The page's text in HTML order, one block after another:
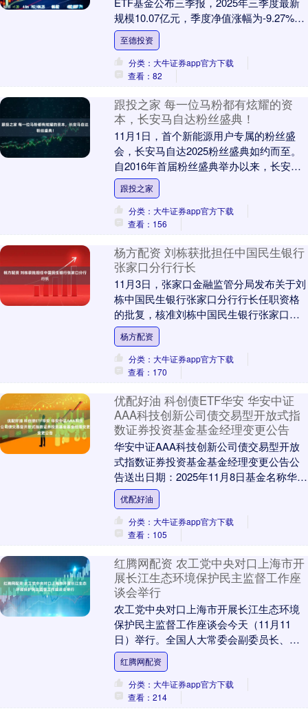
规模10.07亿元，季度净值涨幅为-9.27%。
从业绩表现来看，招商中证银行A....
至德投资
分类：大牛证券app官方下载
查看：82
跟投之家 每一位马粉都有炫耀的资
本，长安马自达粉丝盛典！
11月1日，首个新能源用户专属的粉丝盛
会，长安马自达2025粉丝盛典如约而至。
自2016年首届粉丝盛典举办以来，长安马
自达已累计举办7届盛典，成为马自达品牌
与....
跟投之家
分类：大牛证券app官方下载
查看：156
杨方配资 刘栋获批担任中国民生银行
张家口分行行长
11月3日，张家口金融监管分局发布关于刘
栋中国民生银行张家口分行行长任职资格
的批复，核准刘栋中国民生银行张家口分
行行长的任职资格。....
杨方配资
分类：大牛证券app官方下载
查看：170
优配好油 科创债ETF华安 华安中证
AAA科技创新公司债交易型开放式指
数证券投资基金基金经理变更公告
华安中证AAA科技创新公司债交易型开放
式指数证券投资基金基金经理变更公告公
告送出日期：2025年11月8日基金名称华安
中证AAA科技创新公司债交易型开放式指
数证....
优配好油
分类：大牛证券app官方下载
查看：105
红腾网配资 农工党中央对口上海市开
展长江生态环境保护民主监督工作座
谈会举行
农工党中央对口上海市开展长江生态环境
保护民主监督工作座谈会今天（11月11
日）举行。全国人大常委会副委员长、农
工党中央主席何维讲话，上海市委副书
记、市长龚正介绍....
红腾网配资
分类：大牛证券app官方下载
查看：214